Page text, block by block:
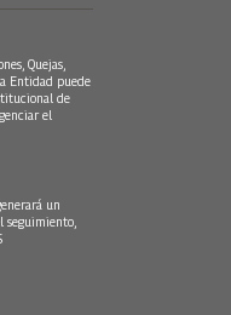
Quejas,
Entidad puede
de
el
un
seguimiento,